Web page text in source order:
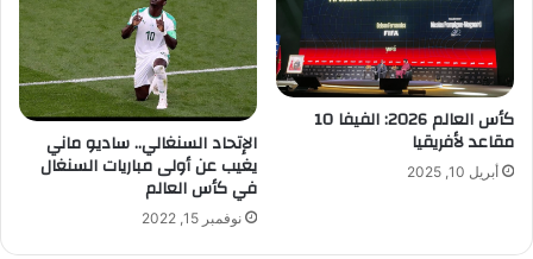
كأس العالم 2026: الفيفا 10
مقاعد لأفريقيا
أبريل 10, 2025
الإتحاد السنغالي.. ساديو ماني
يغيب عن أولى مباريات السنغال
في كأس العالم
نوفمبر 15, 2022